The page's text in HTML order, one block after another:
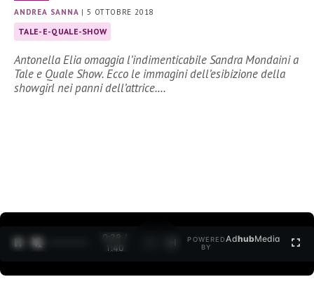
ANDREA SANNA |5 OTTOBRE 2018
TALE-E-QUALE-SHOW
Antonella Elia omaggia l’indimenticabile Sandra Mondaini a
Tale e Quale Show. Ecco le immagini dell’esibizione della
showgirl nei panni dell’attrice.…
0:31 /
1:40
POWERED
BY
AdhubMedia